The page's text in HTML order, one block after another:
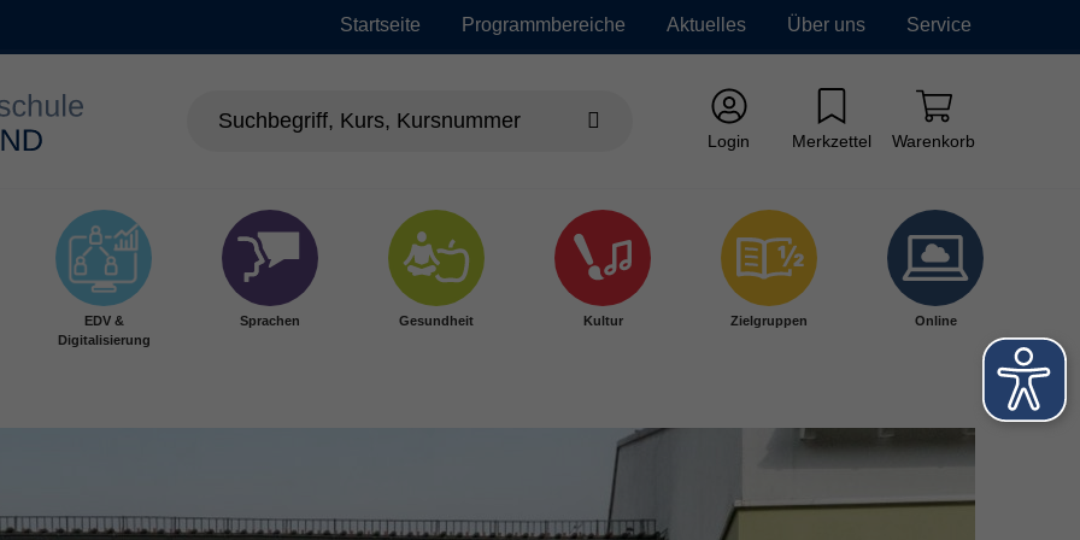
Startseite Programmbereiche Aktuelles Über uns Service
Login Merkzettel Warenkorb
EDV &
Digitalisierung
Sprachen Gesundheit Kultur Zielgruppen Online